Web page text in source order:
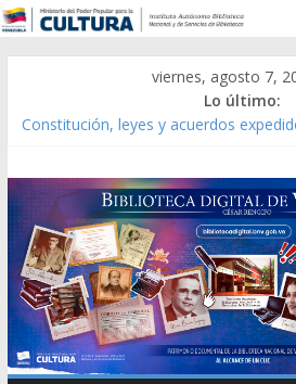
viernes, agosto 7,
Lo último:
Catálogo temático de obras de
Constitución, leyes y acuerdos
Una Parálisis [material gráfico]
Modesta Bor Sánchez [material
Gaceta Oficial de la República de
Caracas 09 de marzo de 2006 N°